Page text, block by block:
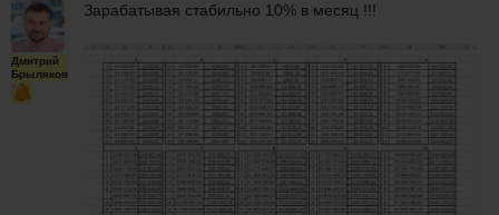
Дмитрий
Брыляков
Зарабатывая стабильно 10% в месяц !!!